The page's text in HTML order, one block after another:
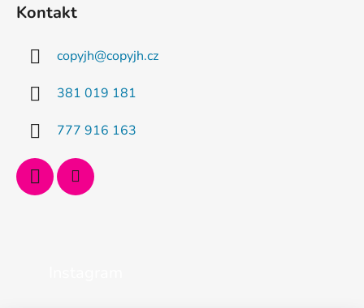
Kontakt
copyjh@copyjh.cz
381 019 181
777 916 163